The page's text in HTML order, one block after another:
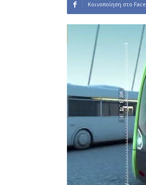
Κοινοποίηση στο